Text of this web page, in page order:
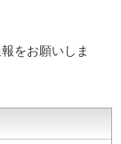
をお願いしま